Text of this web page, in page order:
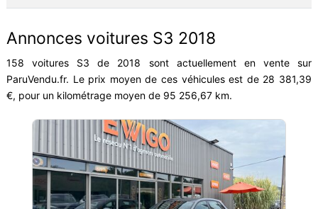
Annonces voitures S3 2018
158 voitures S3 de 2018 sont actuellement en vente sur
ParuVendu.fr. Le prix moyen de ces véhicules est de 28 381,39
€, pour un kilométrage moyen de 95 256,67 km.